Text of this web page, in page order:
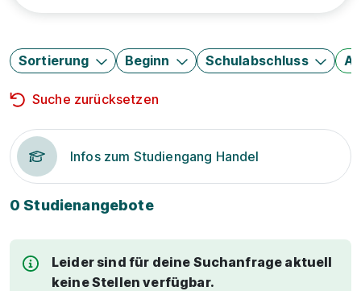
Sortierung Beginn Schulabschluss
Suche zurücksetzen
Infos zum Studiengang Handel
0 Studienangebote
Leider sind für deine Suchanfrage aktuell
keine Stellen verfügbar.